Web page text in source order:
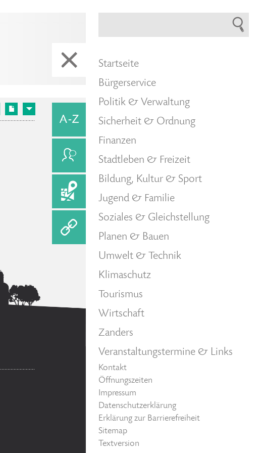
Startseite
Bürgerservice
Politik & Verwaltung
Sicherheit & Ordnung
Finanzen
Stadtleben & Freizeit
Bildung, Kultur & Sport
Jugend & Familie
Soziales & Gleichstellung
Planen & Bauen
Umwelt & Technik
Klimaschutz
Tourismus
Wirtschaft
Zanders
Veranstaltungstermine & Links
Kontakt
Öffnungszeiten
Impressum
Datenschutzerklärung
Erklärung zur Barrierefreiheit
Sitemap
Textversion